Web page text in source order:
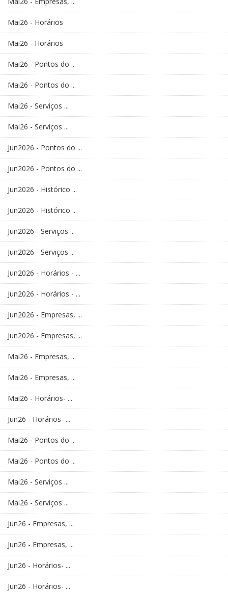
Mai26 - Horários
Mai26 - Horários
Mai26 - Pontos do ...
Mai26 - Pontos do ...
Mai26 - Serviços ...
Mai26 - Serviços ...
Jun2026 - Pontos do ...
Jun2026 - Pontos do ...
Jun2026 - Histórico ...
Jun2026 - Histórico ...
Jun2026 - Serviços ...
Jun2026 - Serviços ...
Jun2026 - Horários - ...
Jun2026 - Horários - ...
Jun2026 - Empresas, ...
Jun2026 - Empresas, ...
Mai26 - Empresas, ...
Mai26 - Empresas, ...
Mai26 - Horários- ...
Jun26 - Horários- ...
Mai26 - Pontos do ...
Mai26 - Pontos do ...
Mai26 - Serviços ...
Mai26 - Serviços ...
Jun26 - Empresas, ...
Jun26 - Empresas, ...
Jun26 - Horários- ...
Jun26 - Horários- ...